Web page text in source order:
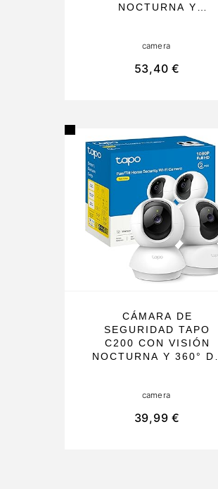
NOCTURNA Y
IDEAL PARA USO EN
EXTERIOR. PERFECTA
camera
53,40 €
CÁMARA DE
SEGURIDAD TAPO
C200 CON VISIÓN
NOCTURNA Y 360° DE
TIEMPO REAL Y
TARJETA SD. IDEAL
camera
39,99 €